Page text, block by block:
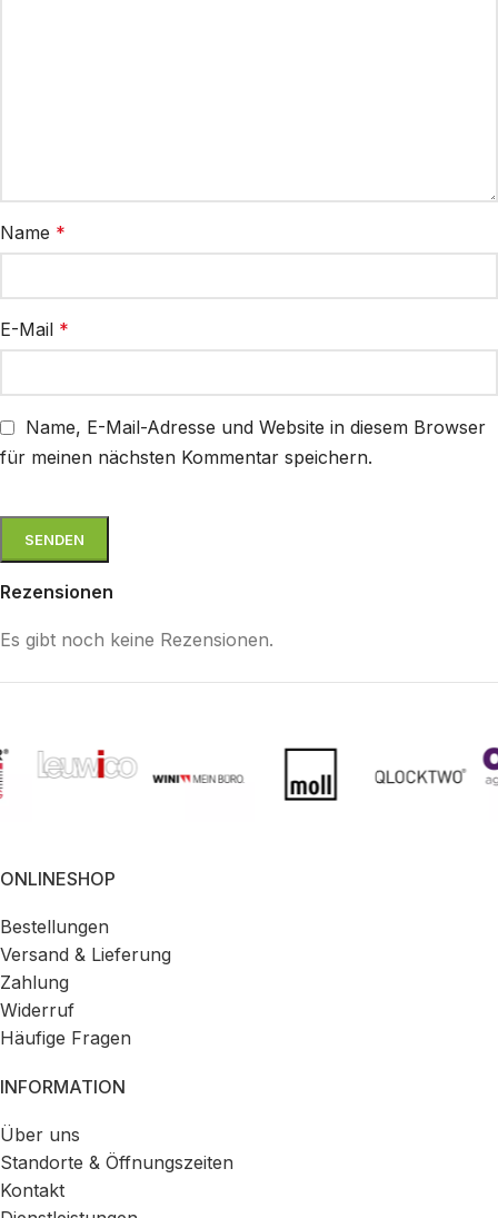
Rezensionen
Es gibt noch keine Rezensionen.
Name *
E-Mail *
Name, E-Mail-Adresse und Website in diesem Browser
für meinen nächsten Kommentar speichern.
ONLINESHOP
Bestellungen
Versand & Lieferung
Zahlung
Widerruf
Häufige Fragen
INFORMATION
Über uns
Standorte & Öffnungszeiten
Kontakt